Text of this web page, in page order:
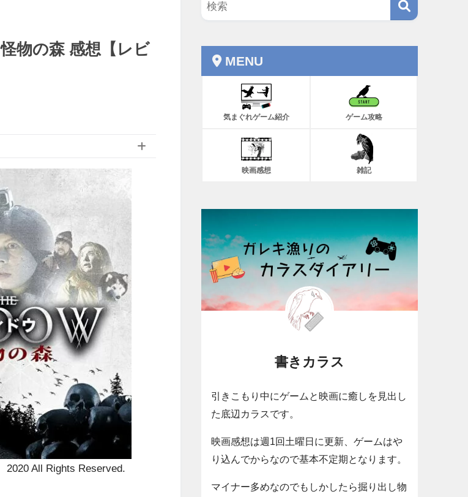
物の森 感想【レビ
2020 All Rights Reserved.
MENU
気まぐれゲーム紹介 ゲーム攻略
映画感想 雑記
書きカラス
引きこもり中にゲームと映画に癒しを見出し
た底辺カラスです。
映画感想は週1回土曜日に更新、ゲームはや
り込んでからなので基本不定期となります。
マイナー多めなのでもしかしたら掘り出し物